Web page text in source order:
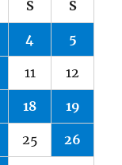
S S
4 5
11 12
18 19
25 26